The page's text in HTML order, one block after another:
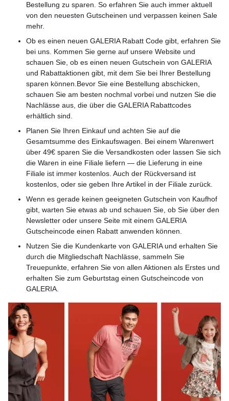
Bestellung zu sparen. So erfahren Sie auch immer aktuell
von den neuesten Gutscheinen und verpassen keinen Sale
mehr.
Ob es einen neuen GALERIA Rabatt Code gibt, erfahren Sie
bei uns. Kommen Sie gerne auf unsere Website und
schauen Sie, ob es einen neuen Gutschein von GALERIA
und Rabattaktionen gibt, mit dem Sie bei Ihrer Bestellung
sparen können.Bevor Sie eine Bestellung abschicken,
schauen Sie am besten nochmal vorbei und nutzen Sie die
Nachlässe aus, die über die GALERIA Rabattcodes
erhältlich sind.
Planen Sie Ihren Einkauf und achten Sie auf die
Gesamtsumme des Einkaufswagen. Bei einem Warenwert
über 49€ sparen Sie die Versandkosten oder lassen Sie sich
die Waren in eine Filiale liefern — die Lieferung in eine
Filiale ist immer kostenlos. Auch der Rückversand ist
kostenlos, oder sie geben Ihre Artikel in der Filiale zurück.
Wenn es gerade keinen geeigneten Gutschein von Kaufhof
gibt, warten Sie etwas ab und schauen Sie, ob Sie über den
Newsletter oder unsere Seite mit einem GALERIA
Gutscheincode einen Rabatt anwenden können.
Nutzen Sie die Kundenkarte von GALERIA und erhalten Sie
durch die Mitgliedschaft Nachlässe, sammeln Sie
Treuepunkte, erfahren Sie von allen Aktionen als Erstes und
erhalten Sie zum Geburtstag einen Gutscheincode von
GALERIA.